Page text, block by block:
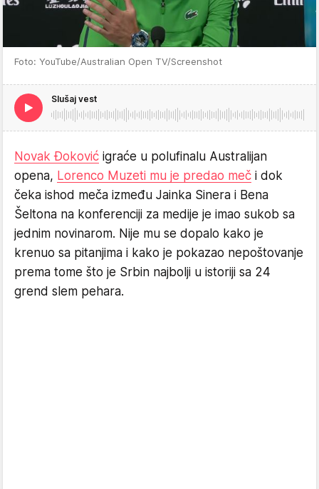
Foto: YouTube/Australian Open TV/Screenshot
Slušaj vest
Novak Đoković igraće u polufinalu Australijan
opena, Lorenco Muzeti mu je predao meč i dok
čeka ishod meča između Jainka Sinera i Bena
Šeltona na konferenciji za medije je imao sukob sa
jednim novinarom. Nije mu se dopalo kako je
krenuo sa pitanjima i kako je pokazao nepoštovanje
prema tome što je Srbin najbolji u istoriji sa 24
grend slem pehara.